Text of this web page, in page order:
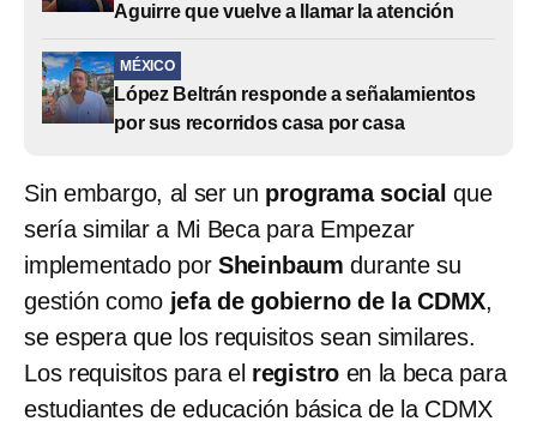
Aguirre que vuelve a llamar la atención
MÉXICO
López Beltrán responde a señalamientos
por sus recorridos casa por casa
Sin embargo, al ser un programa social que
sería similar a Mi Beca para Empezar
implementado por Sheinbaum durante su
gestión como jefa de gobierno de la CDMX,
se espera que los requisitos sean similares.
Los requisitos para el registro en la beca para
estudiantes de educación básica de la CDMX